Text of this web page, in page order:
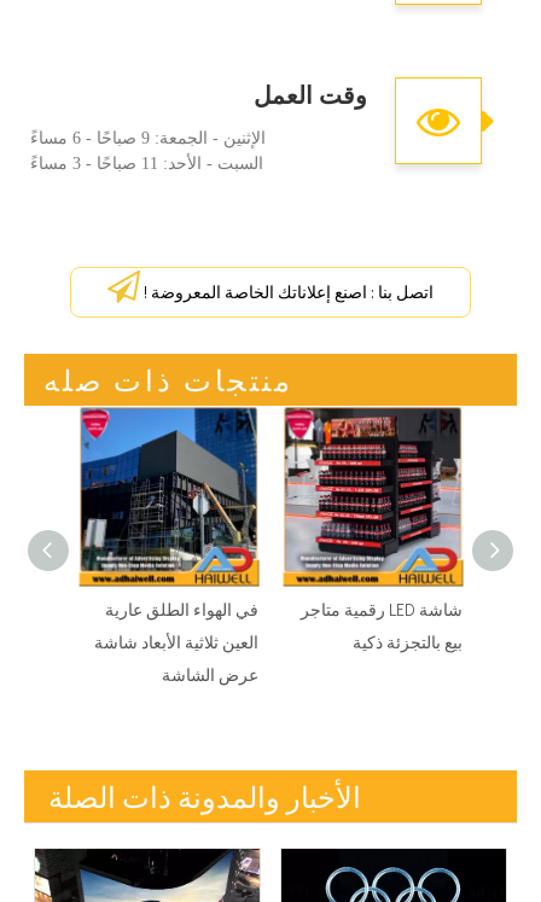
وقت العمل
الإثنين - الجمعة: 9 صباحًا - 6 مساءً
السبت - الأحد: 11 صباحًا - 3 مساءً
اتصل بنا : اصنع إعلاناتك الخاصة المعروضة !
منتجات ذات صله
في الهواء الطلق عارية
العين ثلاثية الأبعاد شاشة
عرض الشاشة
شاشة LED رقمية متاجر
بيع بالتجزئة ذكية
الأخبار والمدونة ذات الصلة